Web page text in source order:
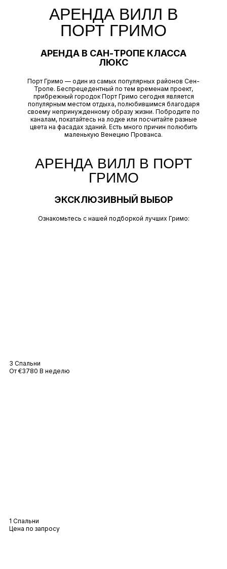
АРЕНДА ВИЛЛ В
ПОРТ ГРИМО
АРЕНДА В САН-ТРОПЕ КЛАССА
ЛЮКС
Порт Гримо — один из самых популярных районов Сен-
Тропе. Беспрецедентный по тем временам проект,
прибрежный городок Порт Гримо сегодня является
популярным местом отдыха, полюбившимся благодаря
своему непринужденному образу жизни. Побродите по
каналам, покатайтесь на лодке или посчитайте разные
цвета на фасадах зданий. Есть много причин полюбить
маленькую Венецию Прованса.
АРЕНДА ВИЛЛ В ПОРТ
ГРИМО
ЭКСКЛЮЗИВНЫЙ ВЫБОР
Ознакомьтесь с нашей подборкой лучших Гримо:
3 Спальни
От €3780 В неделю
1 Спальни
Цена по запросу